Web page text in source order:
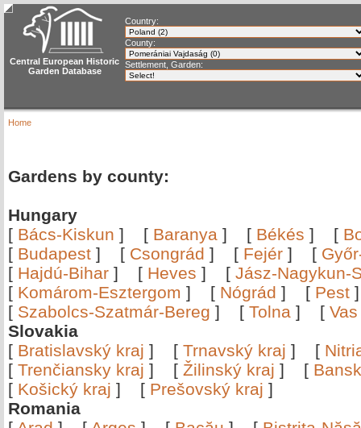
Central European Historic
Garden Database
Country:
County:
Settlement, Garden:
Home
Gardens by county:
Hungary
[ Bács-Kiskun ] [ Baranya ] [ Békés ] [
[ Budapest ] [ Csongrád ] [ Fejér ] [
[ Hajdú-Bihar ] [ Heves ] [ Jász-Nagykun-
[ Komárom-Esztergom ] [ Nógrád ] [ Pest
[ Szabolcs-Szatmár-Bereg ] [ Tolna ] [ Vas
Slovakia
[ Bratislavský kraj ] [ Trnavský kraj ] [
[ Trenčiansky kraj ] [ Žilinský kraj ] [
[ Košický kraj ] [ Prešovský kraj ]
Romania